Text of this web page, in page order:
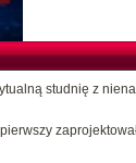
studnię z